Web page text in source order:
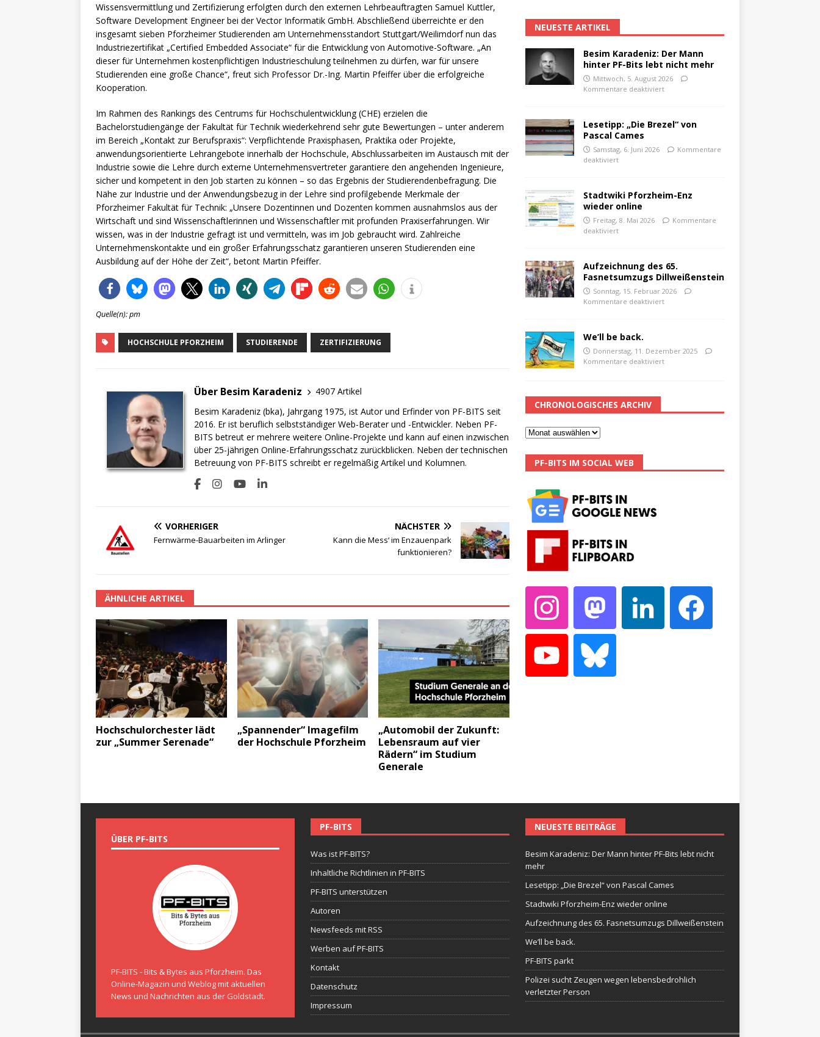
Wissensvermittlung und Zertifizierung erfolgten durch den externen Lehrbeauftragten Samuel Kuttler,
Software Development Engineer bei der Vector Informatik GmbH. Abschließend überreichte er den
insgesamt sieben Pforzheimer Studierenden am Unternehmensstandort Stuttgart/Weilimdorf nun das
Industriezertifikat „Certified Embedded Associate“ für die Entwicklung von Automotive-Software. „An
dieser für Unternehmen kostenpflichtigen Industrieschulung teilnehmen zu dürfen, war für unsere
Studierenden eine große Chance“, freut sich Professor Dr.-Ing. Martin Pfeiffer über die erfolgreiche
Kooperation.
Im Rahmen des Rankings des Centrums für Hochschulentwicklung (CHE) erzielen die
Bachelorstudiengänge der Fakultät für Technik wiederkehrend sehr gute Bewertungen – unter anderem
im Bereich „Kontakt zur Berufspraxis“: Verpflichtende Praxisphasen, Praktika oder Projekte,
anwendungsorientierte Lehrangebote innerhalb der Hochschule, Abschlussarbeiten im Austausch mit der
Industrie sowie die Lehre durch externe Unternehmensvertreter garantiere den angehenden Ingenieure,
sicher und kompetent in den Job starten zu können – so das Ergebnis der Studierendenbefragung. Die
Nähe zur Industrie und der Anwendungsbezug in der Lehre sind profilgebende Merkmale der
Pforzheimer Fakultät für Technik: „Unsere Dozentinnen und Dozenten kommen ausnahmslos aus der
Wirtschaft und sind Wissenschaftlerinnen und Wissenschaftler mit profunden Praxiserfahrungen. Wir
wissen, was in der Industrie gefragt ist und vermitteln, was im Job gebraucht wird. Zahlreiche
Unternehmenskontakte und ein großer Erfahrungsschatz garantieren unseren Studierenden eine
Ausbildung auf der Höhe der Zeit“, betont Martin Pfeiffer.
Quelle(n): pm
HOCHSCHULE PFORZHEIM STUDIERENDE ZERTIFIZIERUNG
Über Besim Karadeniz
4907 Artikel
Besim Karadeniz (bka), Jahrgang 1975, ist Autor und Erfinder von PF-BITS seit
2016. Er ist beruflich selbstständiger Web-Berater und -Entwickler. Neben PF-
BITS betreut er mehrere weitere Online-Projekte und kann auf einen inzwischen
über 25-jährigen Online-Erfahrungsschatz zurückblicken. Neben der technischen
Betreuung von PF-BITS schreibt er regelmäßig Artikel und Kolumnen.
VORHERIGER
Fernwärme-Bauarbeiten im Arlinger
NÄCHSTER
Kann die Mess‘ im Enzauenpark
funktionieren?
ÄHNLICHE ARTIKEL
Hochschulorchester lädt
zur „Summer Serenade“
„Spannender“ Imagefilm
der Hochschule Pforzheim
„Automobil der Zukunft:
Lebensraum auf vier
Rädern“ im Studium
Generale
NEUESTE ARTIKEL
Besim Karadeniz: Der Mann
hinter PF-Bits lebt nicht mehr
Mittwoch, 5. August 2026
Kommentare deaktiviert
Lesetipp: „Die Brezel“ von
Pascal Cames
Samstag, 6. Juni 2026
Kommentare
deaktiviert
Stadtwiki Pforzheim-Enz
wieder online
Freitag, 8. Mai 2026
Kommentare
deaktiviert
Aufzeichnung des 65.
Fasnetsumzugs Dillweißenstein
Sonntag, 15. Februar 2026
Kommentare deaktiviert
We’ll be back.
Donnerstag, 11. Dezember 2025
Kommentare deaktiviert
CHRONOLOGISCHES ARCHIV
PF-BITS IM SOCIAL WEB
ÜBER PF-BITS
PF-BITS - Bits & Bytes aus Pforzheim. Das
Online-Magazin und Weblog mit aktuellen
News und Nachrichten aus der Goldstadt.
PF-BITS
Was ist PF-BITS?
Inhaltliche Richtlinien in PF-BITS
PF-BITS unterstützen
Autoren
Newsfeeds mit RSS
Werben auf PF-BITS
Kontakt
Datenschutz
Impressum
NEUESTE BEITRÄGE
Besim Karadeniz: Der Mann hinter PF-Bits lebt nicht
mehr
Lesetipp: „Die Brezel“ von Pascal Cames
Stadtwiki Pforzheim-Enz wieder online
Aufzeichnung des 65. Fasnetsumzugs Dillweißenstein
We’ll be back.
PF-BITS parkt
Polizei sucht Zeugen wegen lebensbedrohlich
verletzter Person